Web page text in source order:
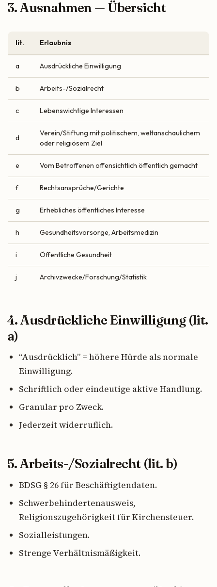
3. Ausnahmen — Übersicht
lit. Erlaubnis
a Ausdrückliche Einwilligung
b Arbeits-/Sozialrecht
c Lebenswichtige Interessen
d
Verein/Stiftung mit politischem, weltanschaulichem
oder religiösem Ziel
e Vom Betroffenen offensichtlich öffentlich gemacht
f Rechtsansprüche/Gerichte
g Erhebliches öffentliches Interesse
h Gesundheitsvorsorge, Arbeitsmedizin
i Öffentliche Gesundheit
j Archivzwecke/Forschung/Statistik
4. Ausdrückliche Einwilligung (lit.
a)
“Ausdrücklich” = höhere Hürde als normale
Einwilligung.
Schriftlich oder eindeutige aktive Handlung.
Granular pro Zweck.
Jederzeit widerruflich.
5. Arbeits-/Sozialrecht (lit. b)
BDSG § 26 für Beschäftigtendaten.
Schwerbehindertenausweis,
Religionszugehörigkeit für Kirchensteuer.
Sozialleistungen.
Strenge Verhältnismäßigkeit.